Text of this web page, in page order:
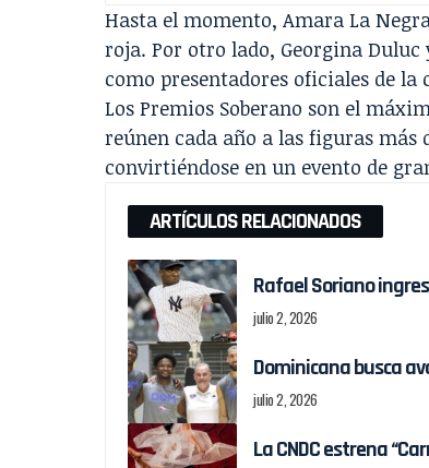
Hasta el momento, Amara La
roja. Por otro lado, Georgina
como presentadores oficiales de
Los Premios Soberano son el
reúnen cada año a las figuras
convirtiéndose en un evento de
ARTÍCULOS RELACIONADOS
Rafael Soriano
julio 2, 2026
Dominicana busca
julio 2, 2026
La CNDC estrena